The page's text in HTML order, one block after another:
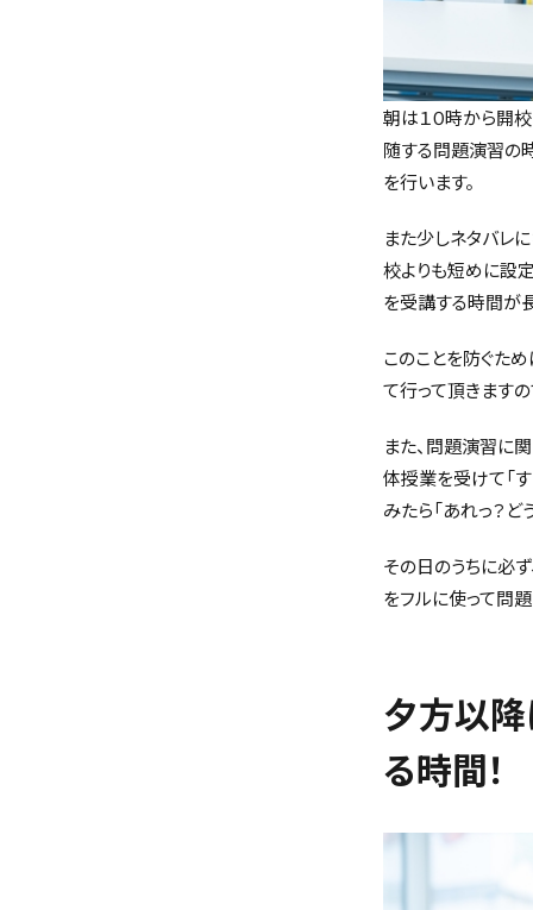
朝は１０時から開
随する問題演習の
を行います。
また少しネタバレ
校よりも短めに設
を受講する時間が
このことを防ぐた
て行って頂きます
また、問題演習に
体授業を受けて「す
みたら「あれっ？
その日のうちに必
をフルに使って問
夕方以
る時間！